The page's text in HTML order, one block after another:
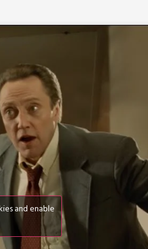
and enable